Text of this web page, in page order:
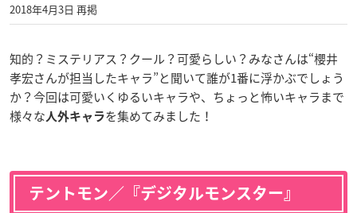
2018年4月3日 再掲
知的？ミステリアス？クール？可愛らしい？みなさんは“櫻井
孝宏さんが担当したキャラ”と聞いて誰が1番に浮かぶでしょう
か？今回は可愛いくゆるいキャラや、ちょっと怖いキャラまで
様々な 人外キャラを集めてみました！
テントモン／『デジタルモンスター』